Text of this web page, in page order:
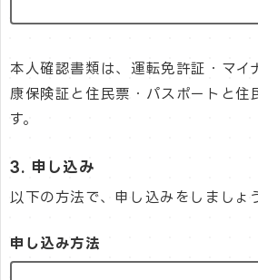
本人確認書類は、運転免許証・マイ
康保険証と住民票・パスポートと住
す。
3. 申し込み
以下の方法で、申し込みをしましょ
申し込み方法